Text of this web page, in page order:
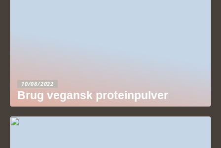
10/08/2022
Brug vegansk proteinpulver